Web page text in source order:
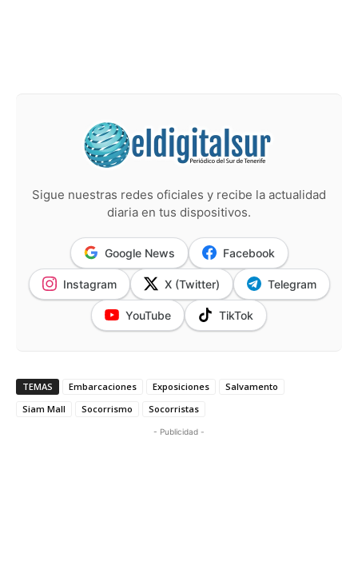
Sigue nuestras redes oficiales y recibe la actualidad
diaria en tus dispositivos.
Google News Facebook
Instagram X (Twitter) Telegram
YouTube TikTok
TEMAS Embarcaciones Exposiciones
Salvamento
Siam Mall
Socorrismo Socorristas
- Publicidad -